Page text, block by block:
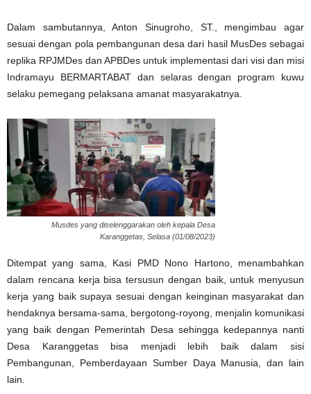
Dalam sambutannya, Anton Sinugroho, ST., mengimbau agar
sesuai dengan pola pembangunan desa dari hasil MusDes sebagai
replika RPJMDes dan APBDes untuk implementasi dari visi dan misi
Indramayu BERMARTABAT dan selaras dengan program kuwu
selaku pemegang pelaksana amanat masyarakatnya.
Musdes yang diselenggarakan oleh kepala Desa
Karanggetas, Selasa (01/08/2023)
Ditempat yang sama, Kasi PMD Nono Hartono, menambahkan
dalam rencana kerja bisa tersusun dengan baik, untuk menyusun
kerja yang baik supaya sesuai dengan keinginan masyarakat dan
hendaknya bersama-sama, bergotong-royong, menjalin komunikasi
yang baik dengan Pemerintah Desa sehingga kedepannya nanti
Desa Karanggetas bisa menjadi lebih baik dalam sisi
Pembangunan, Pemberdayaan Sumber Daya Manusia, dan lain
lain.